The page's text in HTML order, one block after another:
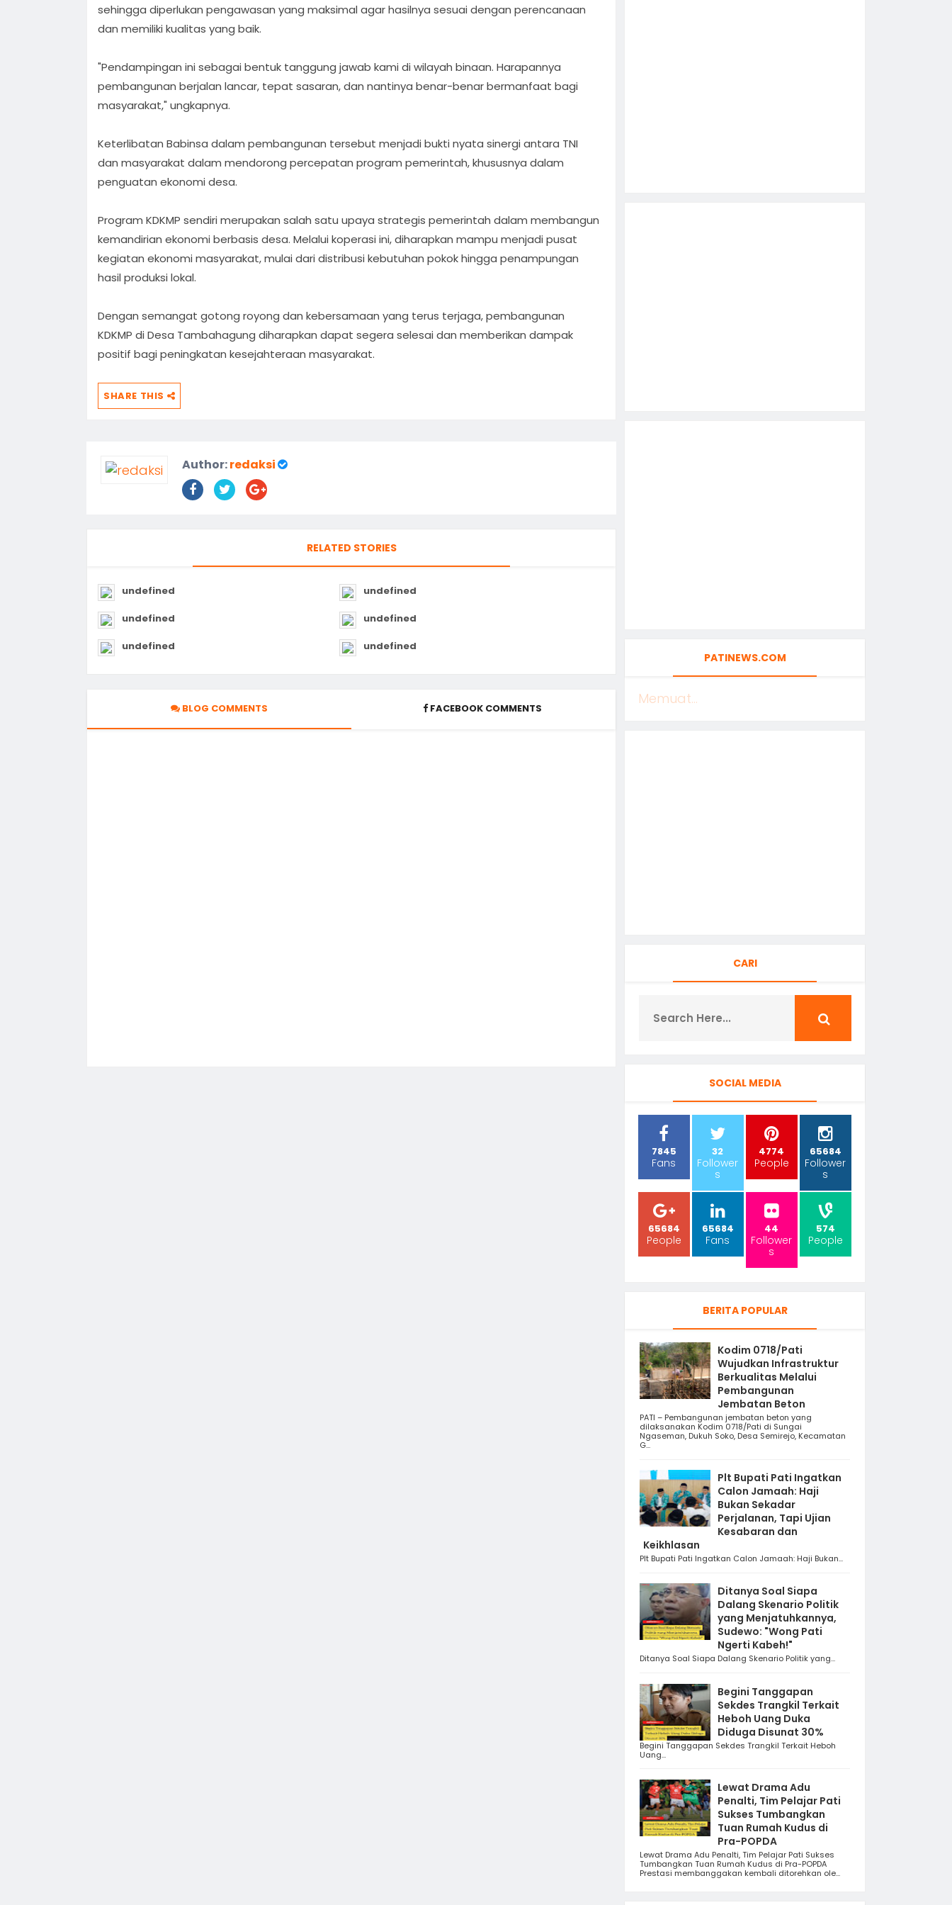
sehingga diperlukan pengawasan yang maksimal agar hasilnya sesuai dengan perencanaan
dan memiliki kualitas yang baik.
"Pendampingan ini sebagai bentuk tanggung jawab kami di wilayah binaan. Harapannya
pembangunan berjalan lancar, tepat sasaran, dan nantinya benar-benar bermanfaat bagi
masyarakat," ungkapnya.
Keterlibatan Babinsa dalam pembangunan tersebut menjadi bukti nyata sinergi antara TNI
dan masyarakat dalam mendorong percepatan program pemerintah, khususnya dalam
penguatan ekonomi desa.
Program KDKMP sendiri merupakan salah satu upaya strategis pemerintah dalam membangun
kemandirian ekonomi berbasis desa. Melalui koperasi ini, diharapkan mampu menjadi pusat
kegiatan ekonomi masyarakat, mulai dari distribusi kebutuhan pokok hingga penampungan
hasil produksi lokal.
Dengan semangat gotong royong dan kebersamaan yang terus terjaga, pembangunan
KDKMP di Desa Tambahagung diharapkan dapat segera selesai dan memberikan dampak
positif bagi peningkatan kesejahteraan masyarakat.
SHARE THIS
Author:redaksi
RELATED STORIES
undefined undefined
undefined undefined
undefined undefined
BLOG COMMENTS FACEBOOK COMMENTS
PATINEWS.COM
Memuat...
CARI
SOCIAL MEDIA
7845
Fans
32
Follower
s
4774
People
65684
Follower
s
65684
People
65684
Fans
44
Follower
s
574
People
BERITA POPULAR
Kodim 0718/Pati
Wujudkan Infrastruktur
Berkualitas Melalui
Pembangunan
Jembatan Beton
PATI – Pembangunan jembatan beton yang
dilaksanakan Kodim 0718/Pati di Sungai
Ngaseman, Dukuh Soko, Desa Semirejo, Kecamatan
G...
Plt Bupati Pati Ingatkan
Calon Jamaah: Haji
Bukan Sekadar
Perjalanan, Tapi Ujian
Kesabaran dan
Keikhlasan
Plt Bupati Pati Ingatkan Calon Jamaah: Haji Bukan...
Ditanya Soal Siapa
Dalang Skenario Politik
yang Menjatuhkannya,
Sudewo: "Wong Pati
Ngerti Kabeh!"
Ditanya Soal Siapa Dalang Skenario Politik yang...
Begini Tanggapan
Sekdes Trangkil Terkait
Heboh Uang Duka
Diduga Disunat 30%
Begini Tanggapan Sekdes Trangkil Terkait Heboh
Uang...
Lewat Drama Adu
Penalti, Tim Pelajar Pati
Sukses Tumbangkan
Tuan Rumah Kudus di
Pra-POPDA
Lewat Drama Adu Penalti, Tim Pelajar Pati Sukses
Tumbangkan Tuan Rumah Kudus di Pra-POPDA
Prestasi membanggakan kembali ditorehkan ole...